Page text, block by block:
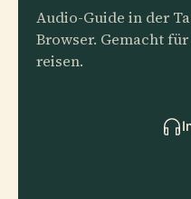
Audio-Guide in der
Browser. Gemacht
reisen.